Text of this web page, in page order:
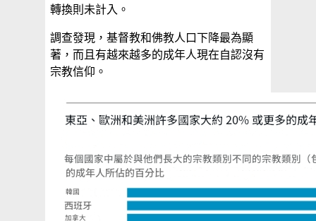
轉換則未計入。
調查發現，基督教和佛教人口下降最為顯
著，而且有越來越多的成年人現在自認沒有
宗教信仰。